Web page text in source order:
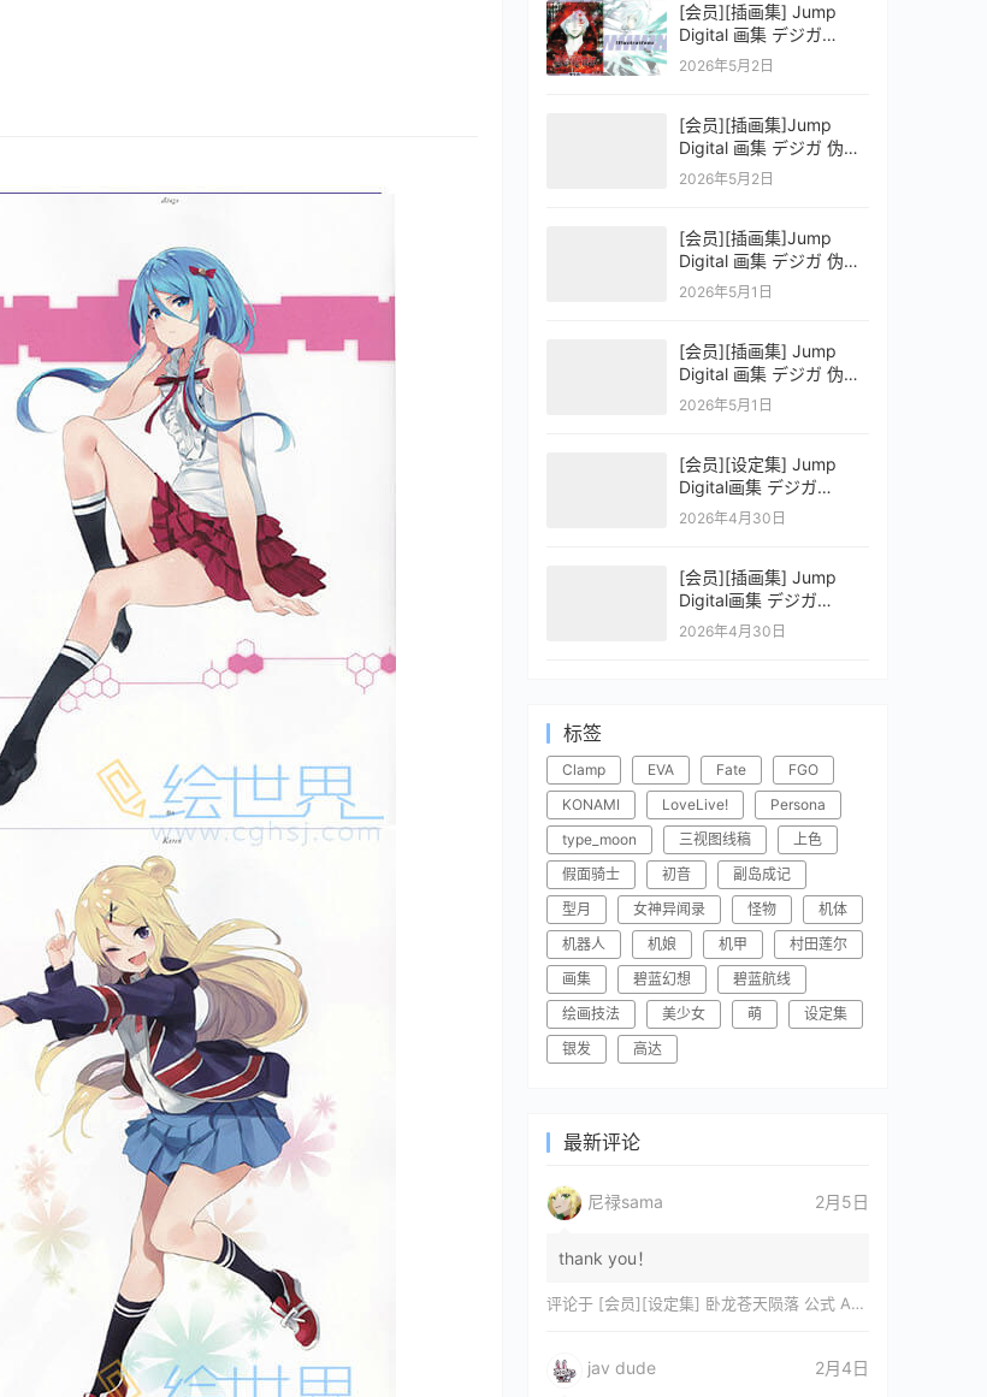
[会员][插画集] Jump
Digital 画集 デジガ
D.Gray-man
2026年5月2日
[会员][插画集]Jump
Digital 画集 デジガ 伪恋
ニセコイ 3
2026年5月2日
[会员][插画集]Jump
Digital 画集 デジガ 伪恋
ニセコイ 2
2026年5月1日
[会员][插画集] Jump
Digital 画集 デジガ 伪恋
ニセコイ 1
2026年5月1日
[会员][设定集] Jump
Digital画集 デジガ
CLAYMORE 2
2026年4月30日
[会员][插画集] Jump
Digital画集 デジガ
CLAYMORE 1
2026年4月30日
标签
Clamp EVA Fate
FGO
KONAMI
LoveLive!
Persona
type_moon
三视图线稿
上色
假面骑士
初音
副岛成记
型月
女神异闻录 怪物
机体
机器人
机娘 机甲
村田莲尔
画集
碧蓝幻想
碧蓝航线
绘画技法
美少女 萌
设定集
银发
高达
最新评论
尼禄sama 2月5日
thank you！
评论于 [会员][设定集] 卧龙苍天陨落 公式 ARTWORKS[DL]
jav dude 2月4日